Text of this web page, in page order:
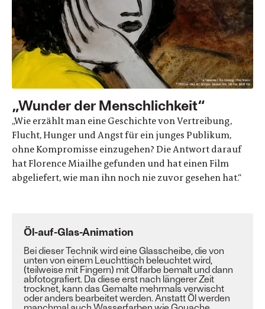
„Wunder der Menschlichkeit“
„Wie erzählt man eine Geschichte von Vertreibung,
Flucht, Hunger und Angst für ein junges Publikum,
ohne Kompromisse einzugehen? Die Antwort darauf
hat Florence Miailhe gefunden und hat einen Film
abgeliefert, wie man ihn noch nie zuvor gesehen hat.“
Öl-auf-Glas-Animation
Bei dieser Technik wird eine Glasscheibe, die von
unten von einem Leuchttisch beleuchtet wird,
(teilweise mit Fingern) mitÖlfarbe bemalt und dann
abfotografiert. Da diese erst nach längerer Zeit
trocknet, kann das Gemalte mehrmals verwischt
oder anders bearbeitet werden. Anstatt Öl werden
manchmal auch Wasserfarben wieGouache